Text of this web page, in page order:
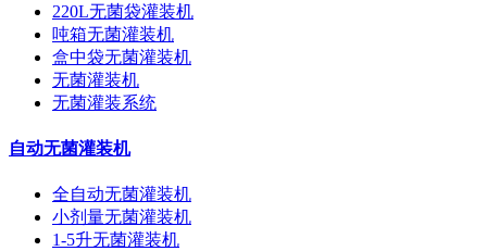
220L无菌袋灌装机
吨箱无菌灌装机
盒中袋无菌灌装机
无菌灌装机
无菌灌装系统
自动无菌灌装机
全自动无菌灌装机
小剂量无菌灌装机
1-5升无菌灌装机